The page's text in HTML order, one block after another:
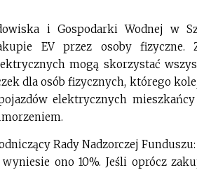
i Gospodarki Wodnej w
EV przez osoby fizyczne.
mogą skorzystać
dla osób fizycznych, którego
elektrycznych
Rady Nadzorczej Funduszu:
ono 10%. Jeśli oprócz